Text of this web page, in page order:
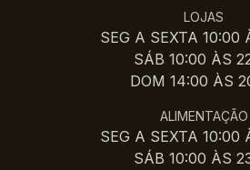
LOJAS
SEG A SEXTA 10:00
SÁB 10:00 ÀS
DOM 14:00 ÀS
ALIMENTAÇÃO
SEG A SEXTA 10:00
SÁB 10:00 ÀS